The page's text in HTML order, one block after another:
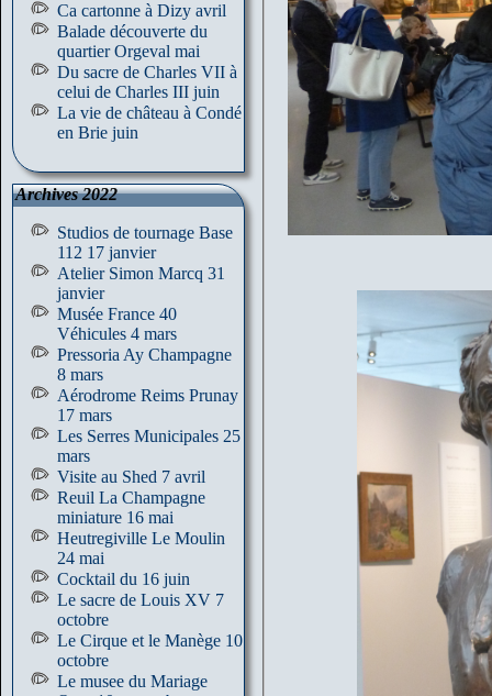
Ca cartonne à Dizy avril
Balade découverte du
quartier Orgeval mai
Du sacre de Charles VII à
celui de Charles III juin
La vie de château à Condé
en Brie juin
Archives 2022
Studios de tournage Base
112 17 janvier
Atelier Simon Marcq 31
janvier
Musée France 40
Véhicules 4 mars
Pressoria Ay Champagne
8 mars
Aérodrome Reims Prunay
17 mars
Les Serres Municipales 25
mars
Visite au Shed 7 avril
Reuil La Champagne
miniature 16 mai
Heutregiville Le Moulin
24 mai
Cocktail du 16 juin
Le sacre de Louis XV 7
octobre
Le Cirque et le Manège 10
octobre
Le musee du Mariage